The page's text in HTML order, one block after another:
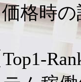
格時